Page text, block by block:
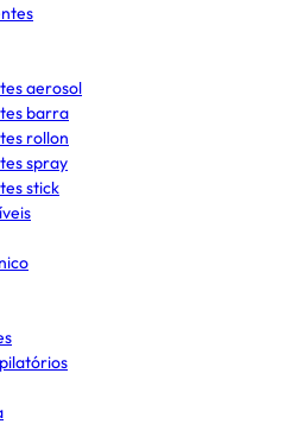
aerosol
barra
rollon
spray
stick